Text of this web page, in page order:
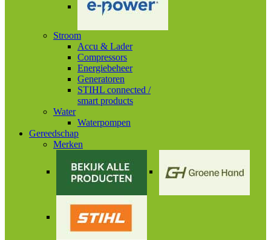
Stroom
Accu & Lader
Compressors
Energiebeheer
Generatoren
STIHL connected /
smart products
Water
Waterpompen
Gereedschap
Merken